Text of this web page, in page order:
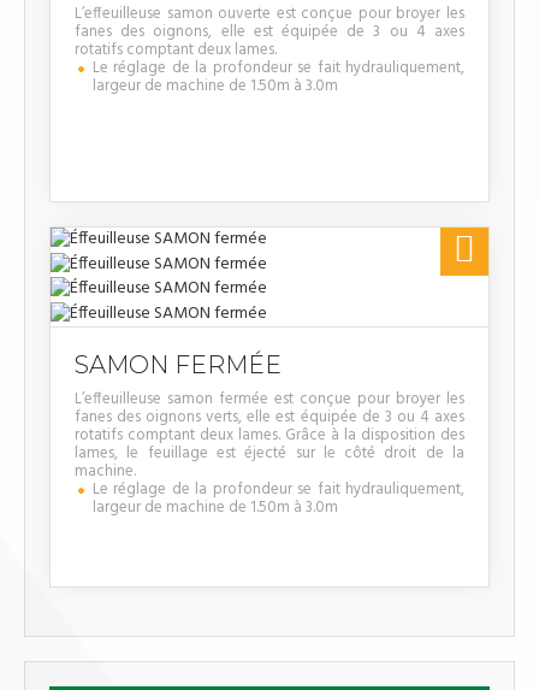
L’effeuilleuse samon ouverte est conçue pour broyer les
fanes des oignons, elle est équipée de 3 ou 4 axes
rotatifs comptant deux lames.
Le réglage de la profondeur se fait hydrauliquement,
largeur de machine de 1.50m à 3.0m

SAMON FERMÉE
L’effeuilleuse samon fermée est conçue pour broyer les
fanes des oignons verts, elle est équipée de 3 ou 4 axes
rotatifs comptant deux lames. Grâce à la disposition des
lames, le feuillage est éjecté sur le côté droit de la
machine.
Le réglage de la profondeur se fait hydrauliquement,
largeur de machine de 1.50m à 3.0m